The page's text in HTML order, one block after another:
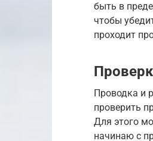
быть в
чтобы
проходит
Проводка и
проверить
Для этого
начинаю с